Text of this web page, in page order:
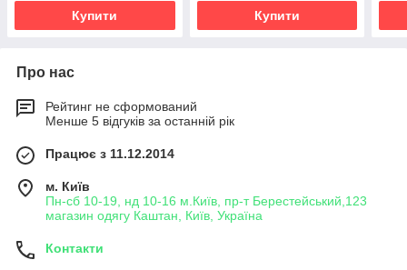
Купити Купити
Про нас
Рейтинг не сформований
Менше 5 відгуків за останній рік
Працює з 11.12.2014
м. Київ
Пн-сб 10-19, нд 10-16 м.Київ, пр-т Берестейський,123
магазин одягу Каштан, Київ, Україна
Контакти